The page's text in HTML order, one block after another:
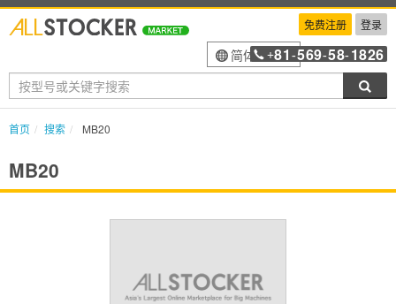
免费注册 登录
简体中文
+81 -569-58-1826
首页 搜索 MB20
MB20